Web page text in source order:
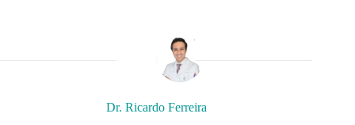
Dr. Ricardo Ferreira